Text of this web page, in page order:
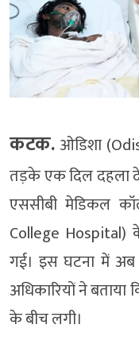
कटक. ओडिशा
तड़के एक दिल दहला
एससीबी मेडिकल
College
गई। इस घटना में अब
अधिकारियों ने
के बीच लगी।